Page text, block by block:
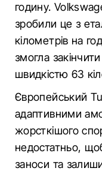
годину.
зробили це з
кілометрів на
змогла
швидкістю 63
Європейський
адаптивними
жорсткішого
недостатньо,
заноси та